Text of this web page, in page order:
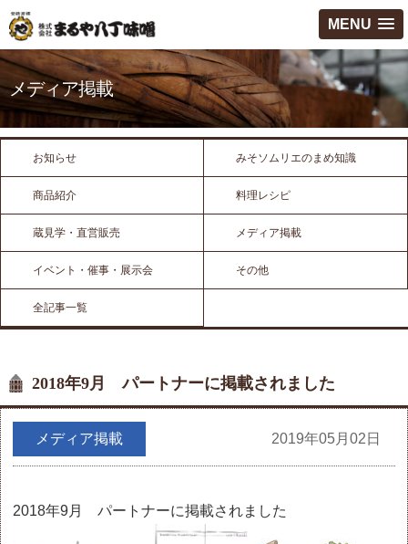
MENU
メディア掲載
お知らせ みそソムリエのまめ知識
商品紹介 料理レシピ
蔵見学・直営販売 メディア掲載
イベント・催事・展示会 その他
全記事一覧
2018年9月 パートナーに掲載されました
メディア掲載 2019年05月02日
2018年9月 パートナーに掲載されました